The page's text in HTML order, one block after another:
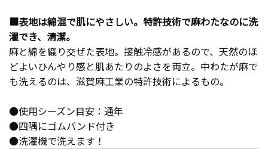
■表地は綿混で肌にやさしい。特許技術で麻わたなのに洗
濯でき、清潔。
麻と綿を織り交ぜた表地。接触冷感があるので、天然のほ
どよいひんやり感と肌あたりのよさを両立。中わたが麻で
も洗えるのは、滋賀麻工業の特許技術によるもの。
●使用シーズン目安：通年
●四隅にゴムバンド付き
●洗濯機で洗えます！